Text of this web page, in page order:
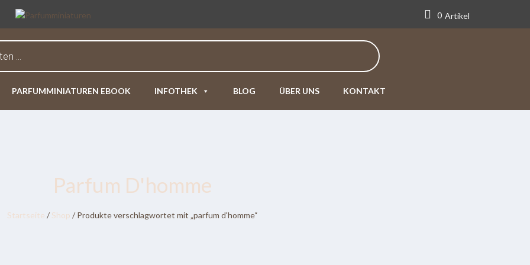
0 Artikel
PARFUMMINIATUREN EBOOK INFOTHEK BLOG ÜBER UNS KONTAKT
Parfum D'homme
Startseite / Shop / Produkte verschlagwortet mit „parfum d'homme“